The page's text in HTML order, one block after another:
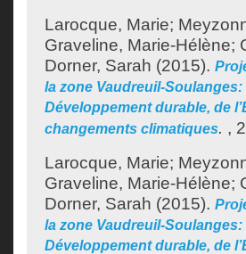
Larocque, Marie;
Graveline, Marie-Hélène;
Dorner, Sarah (2015).
la zone Vaudreuil-
Développement durable, de
changements climatiques. ,
Larocque, Marie;
Graveline, Marie-Hélène;
Dorner, Sarah (2015).
la zone Vaudreuil-
Développement durable, de